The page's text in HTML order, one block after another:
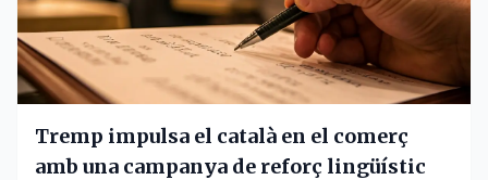
Tremp impulsa el català en el comerç
amb una campanya de reforç lingüístic